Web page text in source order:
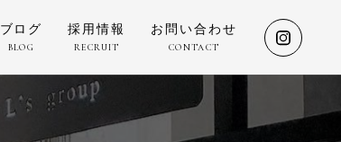
ブログ
BLOG
採用情報
RECRUIT
お問い合わせ
CONTACT